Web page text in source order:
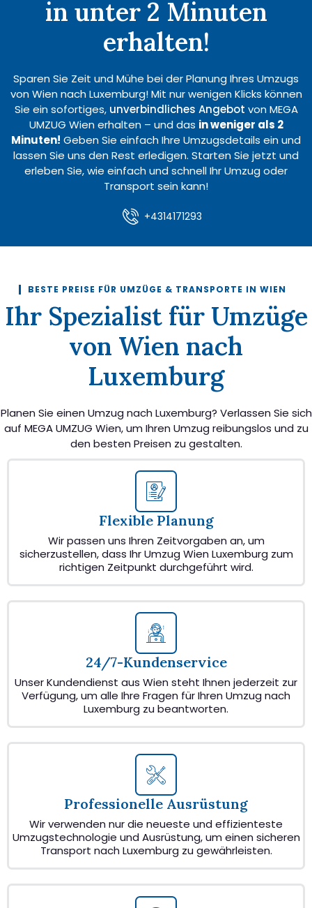
in unter 2 Minuten
erhalten!
Sparen Sie Zeit und Mühe bei der Planung Ihres Umzugs
von Wien nach Luxemburg! Mit nur wenigen Klicks können
Sie ein sofortiges, unverbindliches Angebot von MEGA
UMZUG Wien erhalten – und das in weniger als 2
Minuten! Geben Sie einfach Ihre Umzugsdetails ein und
lassen Sie uns den Rest erledigen. Starten Sie jetzt und
erleben Sie, wie einfach und schnell Ihr Umzug oder
Transport sein kann!
+4314171293
BESTE PREISE FÜR UMZÜGE & TRANSPORTE IN WIEN
Ihr Spezialist für Umzüge
von Wien nach
Luxemburg
Planen Sie einen Umzug nach Luxemburg? Verlassen Sie sich
auf MEGA UMZUG Wien, um Ihren Umzug reibungslos und zu
den besten Preisen zu gestalten.
Flexible Planung
Wir passen uns Ihren Zeitvorgaben an, um
sicherzustellen, dass Ihr Umzug Wien Luxemburg zum
richtigen Zeitpunkt durchgeführt wird.
24/7-Kundenservice
Unser Kundendienst aus Wien steht Ihnen jederzeit zur
Verfügung, um alle Ihre Fragen für Ihren Umzug nach
Luxemburg zu beantworten.
Professionelle Ausrüstung
Wir verwenden nur die neueste und effizienteste
Umzugstechnologie und Ausrüstung, um einen sicheren
Transport nach Luxemburg zu gewährleisten.